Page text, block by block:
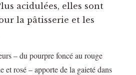
acidulées, elles sont
la pâtisserie et les
– du pourpre foncé au rouge
et rosé – apporte de la gaieté dans